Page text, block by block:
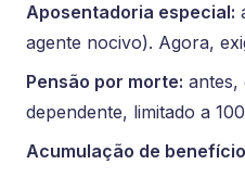
Aposentadoria especial:
agente nocivo). Agora,
Pensão por morte: antes,
dependente, limitado a
Acumulação de